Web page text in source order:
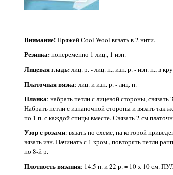
Внимание!Пряжей Cool Wool вязать в 2 нити.
Резинка:попеременно 1 лиц., 1 изн.
Лицевая гладь:лиц. р. - лиц. п., изн. р. - изн. п., в
Платочная вязка: лиц. и изн. р. - лиц. п.
Планка: набрать петли с лицевой стороны,
Набрать петли с изнаночной стороны и вязать так
по 1 п. с каждой спицы вместе. Связать 2 см
Узор с розами: вязать по схеме, на которой
вязать изн. Начинать с 1 кром., повторять петли
по 8-й р.
Плотность вязания: 14,5 п. и 22 р. = 10 х 10 см.